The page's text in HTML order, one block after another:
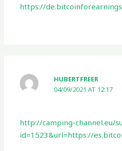
https://
HUBERTFREER
04/09/2021 AT 12:17
http://camping-channel.eu/
id=1523&url=https://